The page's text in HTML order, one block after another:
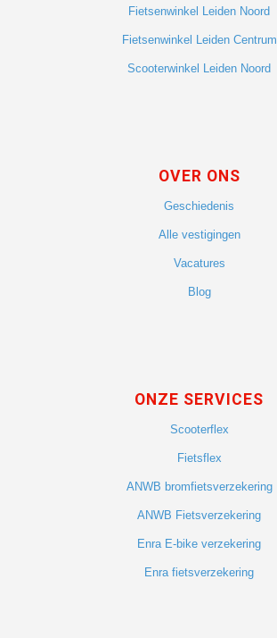
Fietsenwinkel Leiden Noord
Fietsenwinkel Leiden Centrum
Scooterwinkel Leiden Noord
OVER ONS
Geschiedenis
Alle vestigingen
Vacatures
Blog
ONZE SERVICES
Scooterflex
Fietsflex
ANWB bromfietsverzekering
ANWB Fietsverzekering
Enra E-bike verzekering
Enra fietsverzekering